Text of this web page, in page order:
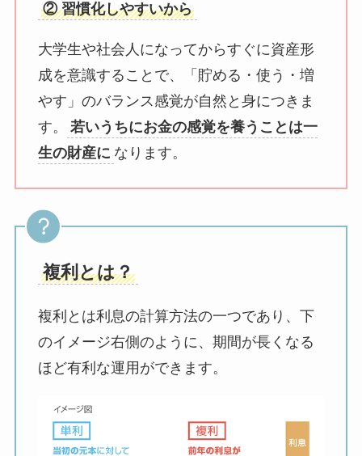
② 習慣化しやすいから
大学生や社会人になってからすぐに資産形
成を意識することで、「貯める・使う・増
やす」のバランス感覚が自然と身につきま
す。
若いうちにお金の感覚を養うことは一
生の財産に なります。
複利とは？
複利とは利息の計算方法の一つであり、下
のイメージ右側のように、期間が長くなる
ほど有利な運用ができます。